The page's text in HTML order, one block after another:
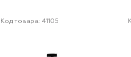
Код товара: 41105